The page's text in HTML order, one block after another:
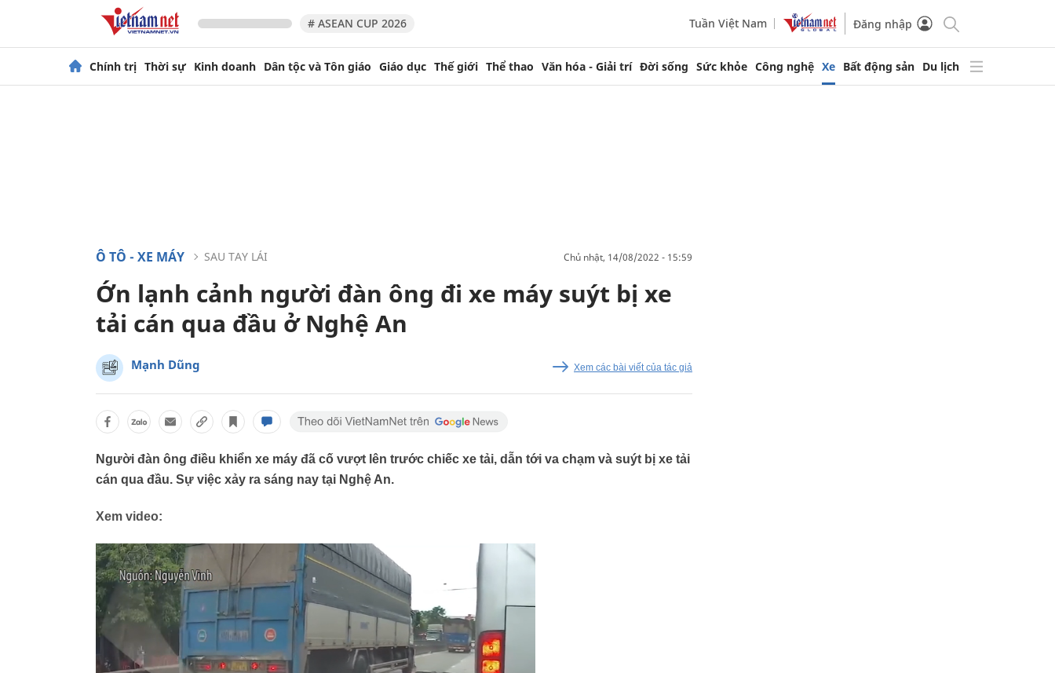
# ASEAN CUP 2026 Tuần Việt Nam Đăng nhập
Chính trị Thời sự Kinh doanh Dân tộc và Tôn giáo Giáo dục Thế giới Thể thao Văn hóa - Giải trí Đời sống Sức khỏe Công nghệ Xe Bất động sản Du lịch
Ô TÔ - XE MÁY SAU TAY LÁI chủ nhật, 14/08/2022 - 15:59
Ớn lạnh cảnh người đàn ông đi xe máy suýt bị xe
tải cán qua đầu ở Nghệ An
Mạnh Dũng Xem các bài viết của tác giả
Người đàn ông điều khiển xe máy đã cố vượt lên trước chiếc xe tải, dẫn tới va chạm và suýt bị xe tải
cán qua đầu. Sự việc xảy ra sáng nay tại Nghệ An.
Xem video: